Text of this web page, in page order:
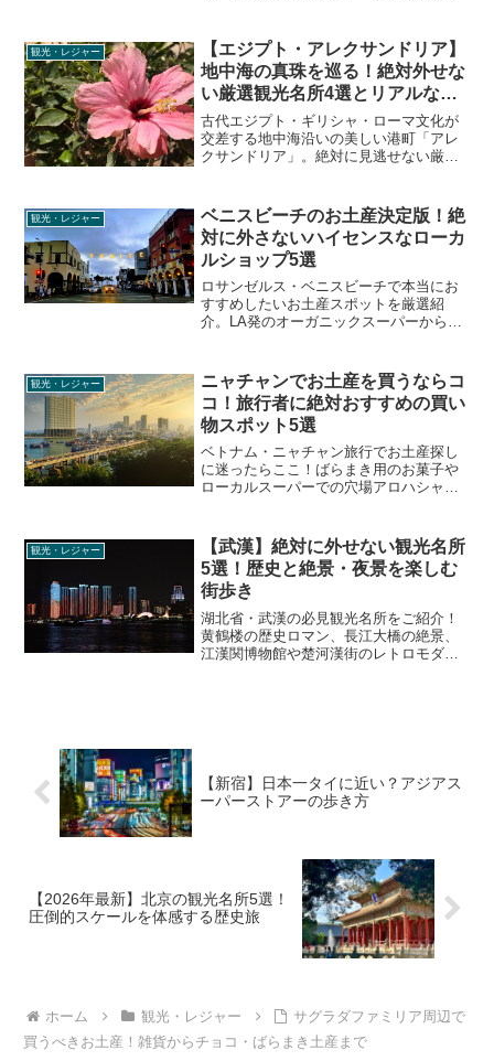
ドまで、大人の旅を格上げする観光レジ
ャー情報を網羅しました。
観光・レジャー
【エジプト・アレクサンドリア】
地中海の真珠を巡る！絶対外せな
い厳選観光名所4選とリアルな歩
き方
古代エジプト・ギリシャ・ローマ文化が
交差する地中海沿いの美しい港町「アレ
クサンドリア」。絶対に見逃せない厳選
どころから、現地のリアルな治安・チケ
ット事情まで徹底解説します。
観光・レジャー
ベニスビーチのお土産決定版！絶
対に外さないハイセンスなローカ
ルショップ5選
ロサンゼルス・ベニスビーチで本当にお
すすめしたいお土産スポットを厳選紹
介。LA発のオーガニックスーパーから、
ローカルの空気を持ち帰れるリアルな買
い物のコツと注意点を徹底解説します。
観光・レジャー
ニャチャンでお土産を買うならコ
コ！旅行者に絶対おすすめの買い
物スポット5選
ベトナム・ニャチャン旅行でお土産探し
に迷ったらここ！ばらまき用のお菓子や
ローカルスーパーでの穴場アロハシャ
すすめショッピングスポット5選を徹底解
説します。
観光・レジャー
【武漢】絶対に外せない観光名所
5選！歴史と絶景・夜景を楽しむ
街歩き
湖北省・武漢の必見観光名所をご紹介！
黄鶴楼の歴史ロマン、長江大橋の絶景、
江漢関博物館や楚河漢街のレトロモダン
【新宿】日本一タイに近い？アジアス
ーパーストアーの歩き方
【2026年最新】北京の観光名所5選！
圧倒的スケールを体感する歴史旅
ホーム 観光・レジャー
サグラダファミリア周辺で
買うべきお土産！雑貨からチョコ・ばらまき土産まで